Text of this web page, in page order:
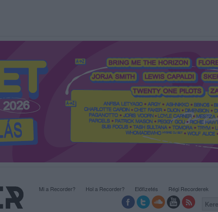
Mi a Recorder? Hol a Recorder? Előfizetés Régi Recorderek